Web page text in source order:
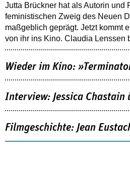
Jutta Brückner hat als Autorin und
feministischen Zweig des Neuen
maßgeblich geprägt. Jetzt kommt
von ihr ins Kino. Claudia Lenssen
Wieder im Kino:
Interview: Jessica Chastain
Filmgeschichte: Jean